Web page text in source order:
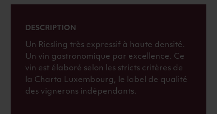
DESCRIPTION
Un Riesling très expressif à haute densité.
Un vin gastronomique par excellence. Ce
vin est élaboré selon les stricts critères de
la Charta Luxembourg, le label de qualité
des vignerons indépendants.